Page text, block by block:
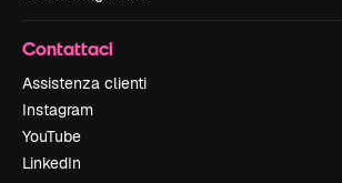
Contattaci
Assistenza clienti
Instagram
YouTube
LinkedIn